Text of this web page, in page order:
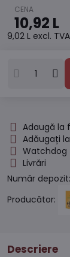
10,92 L
9,02 L excl. TVA
Adaugă la
Adăugați
Watchdog
Livrări
Număr depozit:
Producător:
Descriere